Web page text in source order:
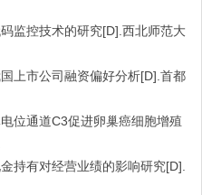
监控技术的研究[D].西北师范大
上市公司融资偏好分析[D].首都
位通道C3促进卵巢癌细胞增殖
持有对经营业绩的影响研究[D].